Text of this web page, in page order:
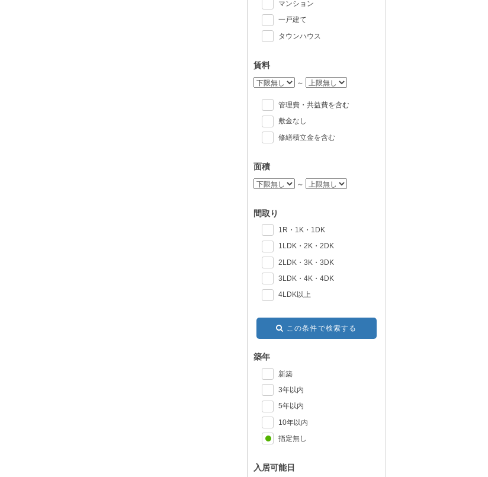
マンション
一戸建て
タウンハウス
賃料
～
管理費・共益費を含む
敷金なし
修繕積立金を含む
面積
～
間取り
1R・1K・1DK
1LDK・2K・2DK
2LDK・3K・3DK
3LDK・4K・4DK
4LDK以上
この条件で検索する
築年
新築
3年以内
5年以内
10年以内
指定無し
入居可能日